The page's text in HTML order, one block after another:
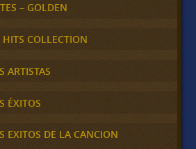
– GOLDEN
COLLECTION
ARTISTAS
ÉXITOS
EXITOS DE LA CANCION